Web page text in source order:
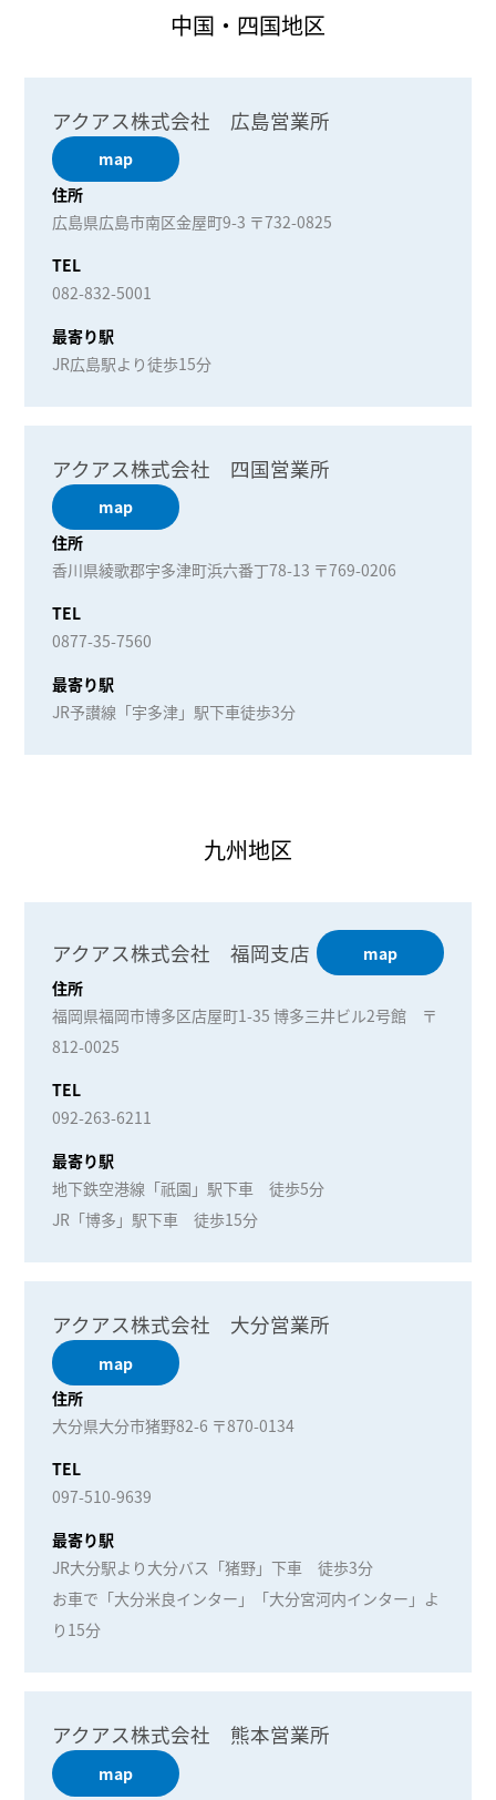
中国・四国地区
アクアス株式会社 広島営業所
map
住所
広島県広島市南区金屋町9-3 〒732-0825
TEL
082-832-5001
最寄り駅
JR広島駅より徒歩15分
アクアス株式会社 四国営業所
map
住所
香川県綾歌郡宇多津町浜六番丁78-13 〒769-0206
TEL
0877-35-7560
最寄り駅
JR予讃線「宇多津」駅下車徒歩3分
九州地区
アクアス株式会社 福岡支店
map
住所
福岡県福岡市博多区店屋町1-35 博多三井ビル2号館 〒
812-0025
TEL
092-263-6211
最寄り駅
地下鉄空港線「祇園」駅下車 徒歩5分
JR「博多」駅下車 徒歩15分
アクアス株式会社 大分営業所
map
住所
大分県大分市猪野82-6 〒870-0134
TEL
097-510-9639
最寄り駅
JR大分駅より大分バス「猪野」下車 徒歩3分
お車で「大分米良インター」「大分宮河内インター」よ
り15分
アクアス株式会社 熊本営業所
map